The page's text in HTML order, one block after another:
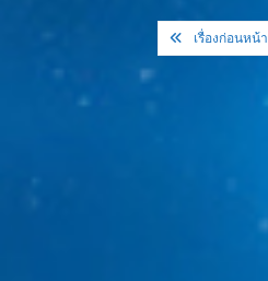
แนะแนว
เรื่อง
เรื่องก่อนหน้า